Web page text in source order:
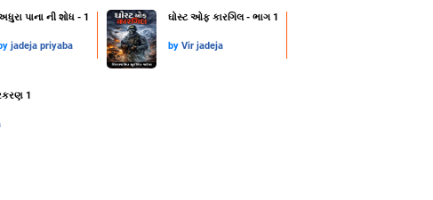
પાના ની શોધ - 1
by jadeja priyaba
ઘોસ્ટ ઓફ કારગિલ - ભાગ 1
by Vir jadeja
1